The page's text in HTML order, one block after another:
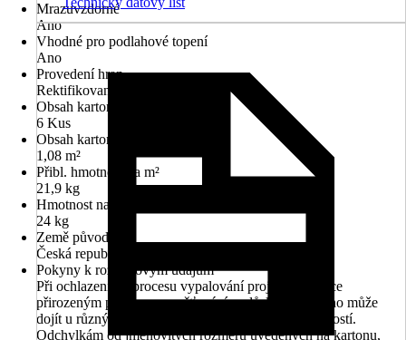
Mrazuvzdorné
Ano
Vhodné pro podlahové topení
Ano
Provedení hran
Rektifikovaná
Obsah kartonu v ks
6 Kus
Obsah kartonu v m2
1,08 m²
Přibl. hmotnost na m²
21,9 kg
Hmotnost na balení
24 kg
Země původu
Česká republika
Pokyny k rozměrovým údajům
Při ochlazení po procesu vypalování projdou dlaždice
přirozeným procesem smršťování, v důsledku kterého může
dojít u různých produkcí ke vzniku rozdílných velikostí.
Odchylkám od jmenovitých rozměrů uvedených na kartonu,